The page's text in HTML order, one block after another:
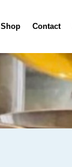
Shop Contact